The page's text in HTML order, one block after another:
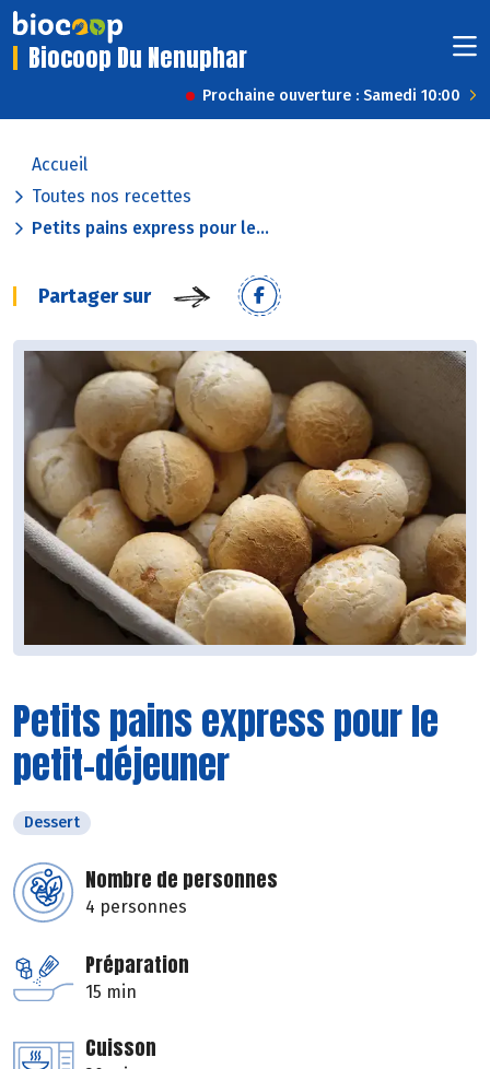
Biocoop Du Nenuphar
Prochaine ouverture : Samedi 10:00
Accueil
Toutes nos recettes
Petits pains express pour le...
Partager sur
Petits pains express pour le
petit-déjeuner
Dessert
Nombre de personnes
4 personnes
Préparation
15 min
Cuisson